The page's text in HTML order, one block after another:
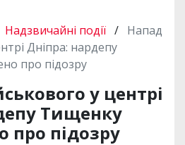
Надзвичайні події / Напад
Дніпра: нардепу
про підозру
у центрі
Тищенку
про підозру